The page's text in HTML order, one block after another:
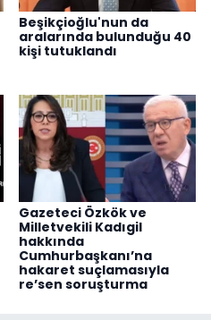
Beşikçioğlu'nun da
aralarında bulunduğu 40
kişi tutuklandı
Gazeteci Özkök ve
Milletvekili Kadıgil
hakkında
Cumhurbaşkanı’na
hakaret suçlamasıyla
re’sen soruşturma